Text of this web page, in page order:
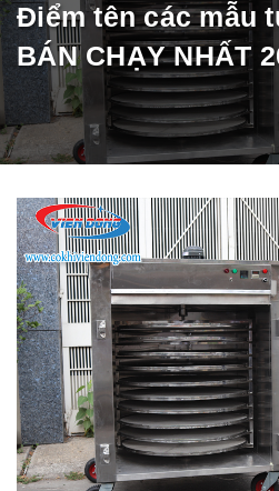
Điểm tên các mẫu
BÁN CHẠY NHẤT
CẨM NANG
THIẾT BỊ NHÀ BẾP
THIẾT BỊ NHÀ BẾP CAO CẤP
MÁY CHẾ BIẾN THỰC PHẨM
MÁY CHẾ BIẾN NÔNG SẢN
THIẾT BỊ LÀM ĐỒ ĂN NHANH
THIẾT BỊ LÀM BÁNH
MÁY ĐÓNG GÓI THỰC PHẨM